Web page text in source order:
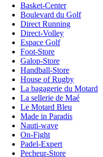
Basket-Center
Boulevard du Golf
Direct Running
Direct-Volley
Espace Golf
Foot-Store
Galop-Store
Handball-Store
House of Rugby
La bagagerie du Motard
La sellerie de Maé
Le Motard Bleu
Made in Paradis
Nauti-wave
On-Fight
Padel-Expert
Pecheur-Store